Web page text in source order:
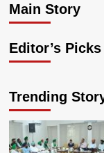
Main Story
admin August 8,
Editor’s Picks
Trending